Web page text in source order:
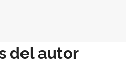
del autor